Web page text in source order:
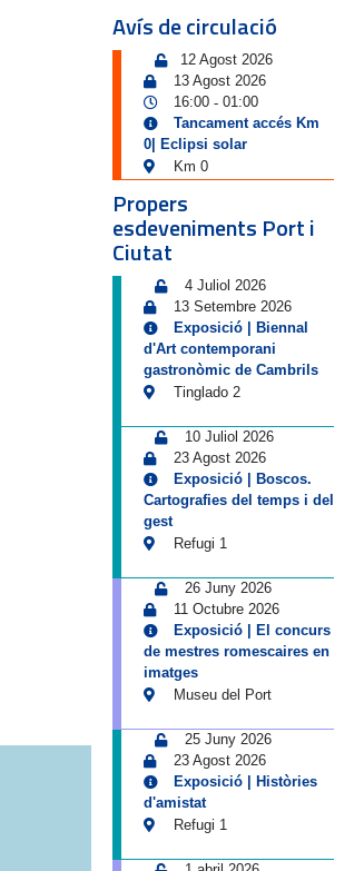
Avís de circulació
12 Agost 2026
13 Agost 2026
16:00- 01:00
Tancament accés Km
0| Eclipsi solar
Km 0
Propers
esdeveniments Port i
Ciutat
4 Juliol 2026
13 Setembre 2026
Exposició | Biennal
d'Art contemporani
gastronòmic de Cambrils
Tinglado 2
10 Juliol 2026
23 Agost 2026
Exposició | Boscos.
Cartografies del temps i del
gest
Refugi 1
26 Juny 2026
11 Octubre 2026
Exposició | El concurs
de mestres romescaires en
imatges
Museu del Port
25 Juny 2026
23 Agost 2026
Exposició | Històries
d'amistat
Refugi 1